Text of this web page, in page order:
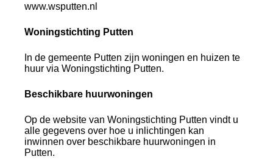
www.wsputten.nl
Woningstichting Putten
In de gemeente Putten zijn woningen en huizen te
huur via Woningstichting Putten.
Beschikbare huurwoningen
Op de website van Woningstichting Putten vindt u
alle gegevens over hoe u inlichtingen kan
inwinnen over beschikbare huurwoningen in
Putten.